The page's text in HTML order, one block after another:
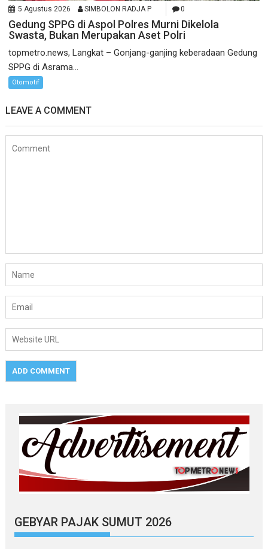
5 Agustus 2026 SIMBOLON RADJA P 0
Gedung SPPG di Aspol Polres Murni Dikelola
Swasta, Bukan Merupakan Aset Polri
topmetro.news, Langkat – Gonjang-ganjing keberadaan Gedung
SPPG di Asrama...
Otomotif
LEAVE A COMMENT
GEBYAR PAJAK SUMUT 2026